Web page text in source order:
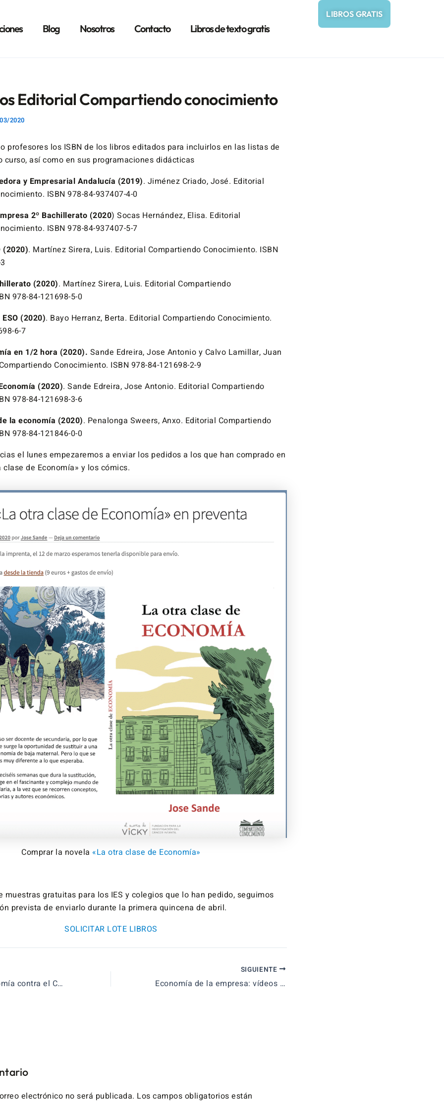
Blog Nosotros Contacto Libros de texto gratis
LIBROS GRATIS
Editorial Compartiendo conocimiento
2020
profesores los ISBN de los libros editados para incluirlos en las listas de
curso, así como en sus programaciones didácticas
y Empresarial Andalucía (2019). Jiménez Criado, José. Editorial
ISBN 978-84-937407-4-0
2º Bachillerato (2020) Socas Hernández, Elisa. Editorial
ISBN 978-84-937407-5-7
(2020). Martínez Sirera, Luis. Editorial Compartiendo Conocimiento. ISBN
(2020). Martínez Sirera, Luis. Editorial Compartiendo
978-84-121698-5-0
(2020). Bayo Herranz, Berta. Editorial Compartiendo Conocimiento.
6-7
en 1/2 hora (2020). Sande Edreira, Jose Antonio y Calvo Lamillar, Juan
Conocimiento. ISBN 978-84-121698-2-9
(2020). Sande Edreira, Jose Antonio. Editorial Compartiendo
978-84-121698-3-6
la economía (2020). Penalonga Sweers, Anxo. Editorial Compartiendo
978-84-121846-0-0
el lunes empezaremos a enviar los pedidos a los que han comprado en
de Economía» y los cómics.
Comprar la novela«La otra clase de Economía»
muestras gratuitas para los IES y colegios que lo han pedido, seguimos
prevista de enviarlo durante la primera quincena de abril.
SOLICITAR LOTE LIBROS
Cómics de Economía contra el Coronavirus
SIGUIENTE
Economía de la empresa: vídeos para preparar la selectividad desde casa
electrónico no será publicada. Los campos obligatorios están